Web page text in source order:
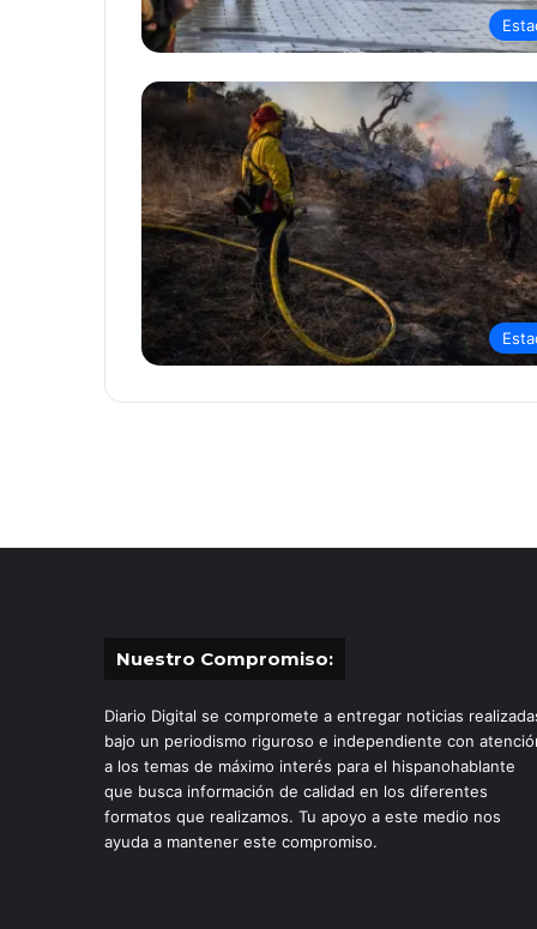
Nuestro Compromiso:
Diario Digital se compromete a entregar noticias
bajo un periodismo riguroso e independiente con
a los temas de máximo interés para el hispanohablante
que busca información de calidad en los diferentes
formatos que realizamos. Tu apoyo a este medio nos
ayuda a mantener este compromiso.